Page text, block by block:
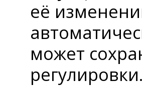
её
может
регулировки.